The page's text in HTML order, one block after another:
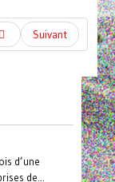
Suivant
d’une
de...